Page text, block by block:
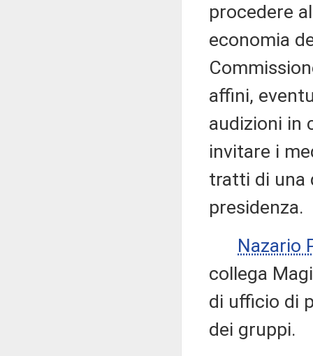
procedere
economia
affini,
audizioni in
invitare i
tratti di una
presidenza.
Nazario
collega
di ufficio di
dei gruppi.